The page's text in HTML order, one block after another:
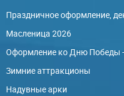
Праздничное оформление,
Масленица 2026
Оформление ко Дню Победы -
Зимние аттракционы
Надувные арки